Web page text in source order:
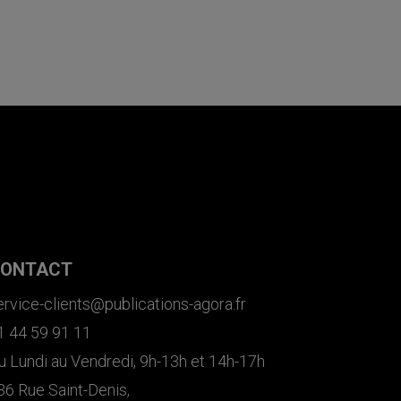
clients@publications-agora.fr
44 59 91 11
Lundi au Vendredi, 9h-13h et 14h-17h
Rue Saint-Denis,